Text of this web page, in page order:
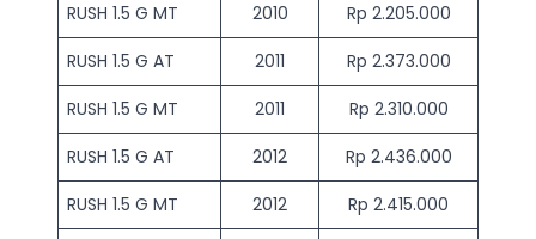
RUSH 1.5 G MT
2010
Rp 2.205.000
RUSH 1.5 G AT
2011
Rp 2.373.000
RUSH 1.5 G MT
2011
Rp 2.310.000
RUSH 1.5 G AT
2012
Rp 2.436.000
RUSH 1.5 G MT
2012
Rp 2.415.000